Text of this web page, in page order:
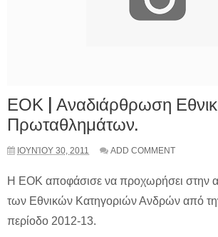
ΕΟΚ | Αναδιάρθρωση
Πρωταθλημάτων.
ΙΟΥΝΊΟΥ 30, 2011 ADD COMMENT
Η ΕΟΚ αποφάσισε να προχωρήσει στην
των Εθνικών Κατηγοριών Ανδρών από
περίοδο 2012-13.